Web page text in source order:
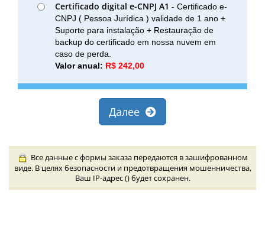
Certificado digital e-CNPJ A1 - Certificado e-
CNPJ ( Pessoa Jurídica ) validade de 1 ano +
Suporte para instalação + Restauração de
backup do certificado em nossa nuvem em
caso de perda.
Valor anual: R$ 242,00
Далее
Все данные с формы заказа передаются в зашифрованном
виде. В целях безопасности и предотвращения мошенничества,
Ваш IP-адрес () будет сохранен.